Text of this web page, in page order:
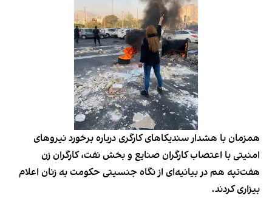
همزمان با هشدار سندیکاهای کارگری درباره برخورد نیروهای
امنیتی با اعتصاب کارگران صنایع و بخش نفت، کارگران زن
هفت‌تپه هم در بیانیه‌ای از نگاه جنسیتی حکومت به زنان اعلام
بیزاری کردند.